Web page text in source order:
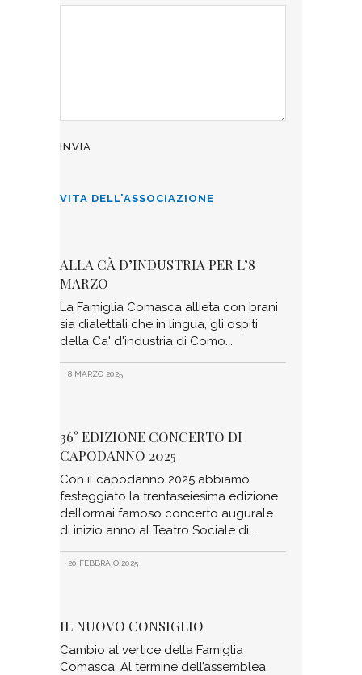
VITA DELL'ASSOCIAZIONE
ALLA CÀ D’INDUSTRIA PER L’8
MARZO
La Famiglia Comasca allieta con brani
sia dialettali che in lingua, gli ospiti
della Ca' d'industria di Como
8 MARZO 2025
36° EDIZIONE CONCERTO DI
CAPODANNO 2025
Con il capodanno 2025 abbiamo
festeggiato la trentaseiesima edizione
dell’ormai famoso concerto augurale
di inizio anno al Teatro Sociale di
20 FEBBRAIO 2025
IL NUOVO CONSIGLIO
Cambio al vertice della Famiglia
Comasca. Al termine dell’assemblea